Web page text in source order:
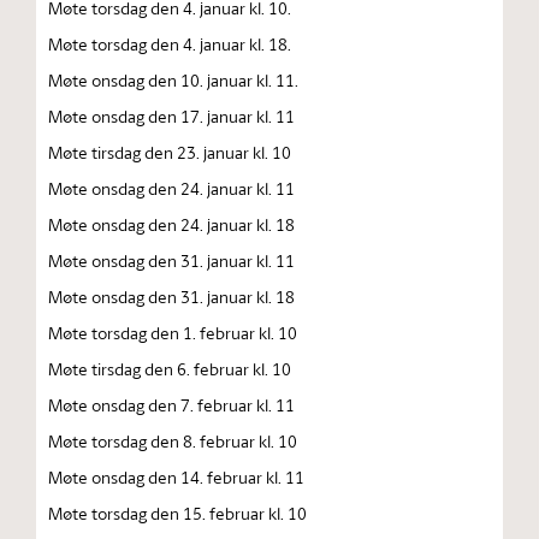
Møte torsdag den 4. januar kl. 10.
Møte torsdag den 4. januar kl. 18.
Møte onsdag den 10. januar kl. 11.
Møte onsdag den 17. januar kl. 11
Møte tirsdag den 23. januar kl. 10
Møte onsdag den 24. januar kl. 11
Møte onsdag den 24. januar kl. 18
Møte onsdag den 31. januar kl. 11
Møte onsdag den 31. januar kl. 18
Møte torsdag den 1. februar kl. 10
Møte tirsdag den 6. februar kl. 10
Møte onsdag den 7. februar kl. 11
Møte torsdag den 8. februar kl. 10
Møte onsdag den 14. februar kl. 11
Møte torsdag den 15. februar kl. 10